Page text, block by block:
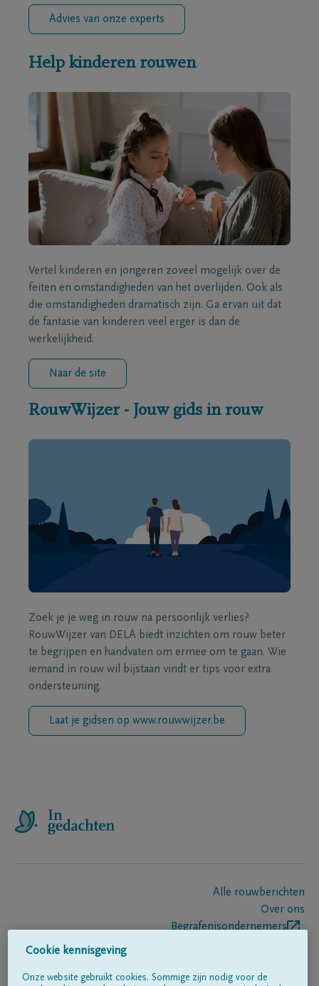
Advies van onze experts
Help kinderen rouwen
Vertel kinderen en jongeren zoveel mogelijk over de
feiten en omstandigheden van het overlijden. Ook als
die omstandigheden dramatisch zijn. Ga ervan uit dat
de fantasie van kinderen veel erger is dan de
werkelijkheid.
Naar de site
RouwWijzer - Jouw gids in rouw
Zoek je je weg in rouw na persoonlijk verlies?
RouwWijzer van DELA biedt inzichten om rouw beter
te begrijpen en handvaten om ermee om te gaan. Wie
iemand in rouw wil bijstaan vindt er tips voor extra
ondersteuning.
Laat je gidsen op www.rouwwijzer.be
Alle rouwberichten
Over ons
Begrafenisondernemers
Cookie kennisgeving
Onze website gebruikt cookies. Sommige zijn nodig voor de